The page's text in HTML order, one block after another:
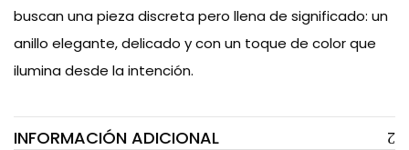
buscan una pieza discreta pero llena de significado: un
anillo elegante, delicado y con un toque de color que
ilumina desde la intención.
INFORMACIÓN ADICIONAL